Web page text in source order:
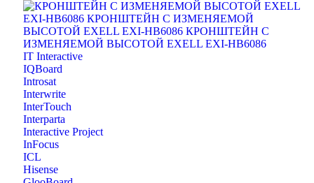
IT Interactive
IQBoard
Introsat
Interwrite
InterTouch
Interparta
Interactive Project
InFocus
ICL
Hisense